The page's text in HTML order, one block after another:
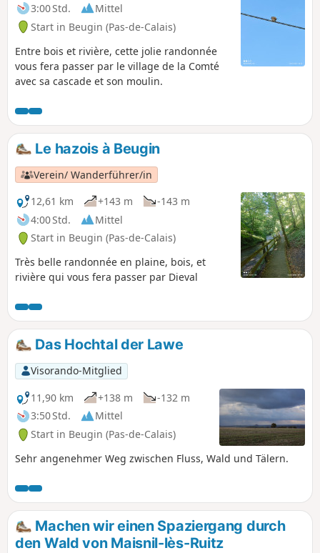
3:00 Std.
Mittel
Start in Beugin (Pas-de-Calais)
Entre bois et rivière, cette jolie randonnée
vous fera passer par le village de la Comté
avec sa cascade et son moulin.
Le hazois à Beugin
Verein/ Wanderführer/in
12,61 km
+143 m
-143 m
4:00 Std.
Mittel
Start in Beugin (Pas-de-Calais)
Très belle randonnée en plaine, bois, et
rivière qui vous fera passer par Dieval
Das Hochtal der Lawe
Visorando-Mitglied
11,90 km
+138 m
-132 m
3:50 Std.
Mittel
Start in Beugin (Pas-de-Calais)
Sehr angenehmer Weg zwischen Fluss, Wald und Tälern.
Machen wir einen Spaziergang durch
den Wald von Maisnil-lès-Ruitz